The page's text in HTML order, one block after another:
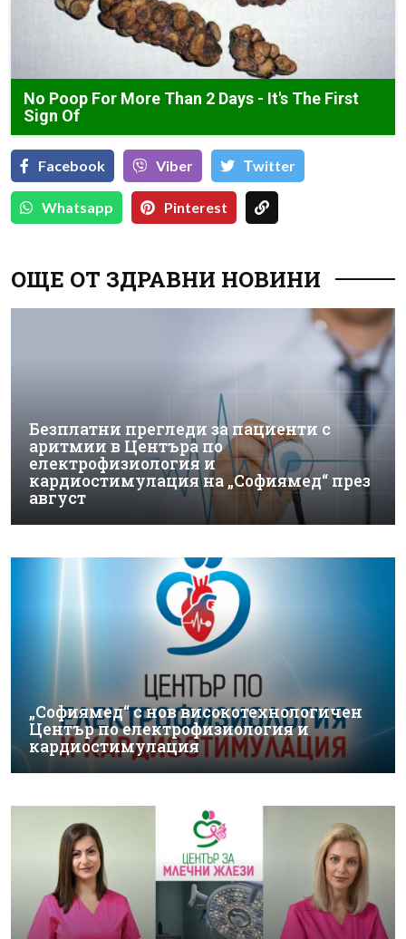
No Poop For More Than 2 Days - It's The First
Sign Of
Facebook Viber Тwitter
Whatsapp Pinterest
ОЩЕ ОТ ЗДРАВНИ НОВИНИ
Безплатни прегледи за пациенти с
аритмии в Центъра по
електрофизиология и
кардиостимулация на „Софиямед“ през
август
„Софиямед“ с нов високотехнологичен
Център по електрофизиология и
кардиостимулация